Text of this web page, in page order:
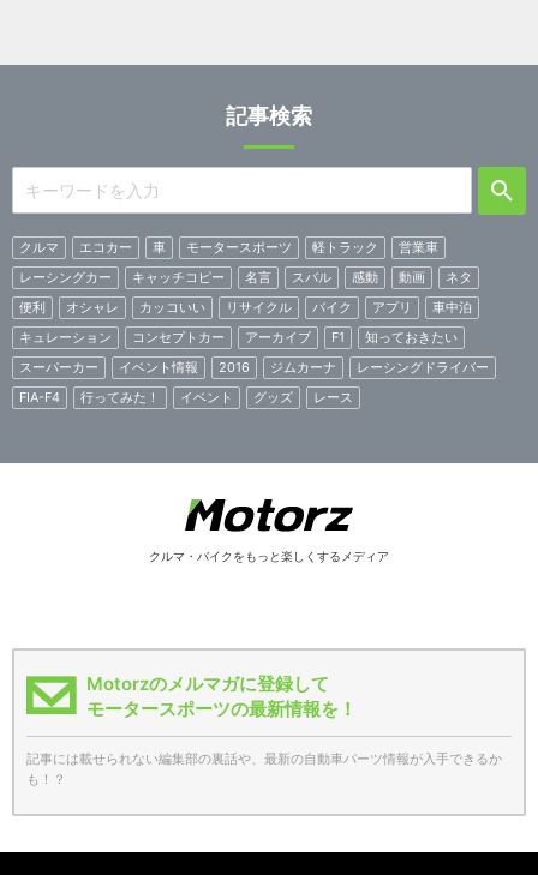
記事検索
クルマ エコカー 車 モータースポーツ 軽トラック
営業車
レーシングカー
キャッチコピー 名言 スバル 感動 動画
ネタ
便利
オシャレ カッコいい リサイクル バイク アプリ
車中泊
キュレーション
コンセプトカー アーカイブ F1
知っておきたい
スーパーカー
イベント情報 2016 ジムカーナ
レーシングドライバー
FIA-F4
行ってみた！ イベント グッズ レース
クルマ・バイクをもっと楽しくするメディア
Motorzのメルマガに登録して
モータースポーツの最新情報を！
記事には載せられない編集部の裏話や、最新の自動車パーツ情報が入手できるか
も！？